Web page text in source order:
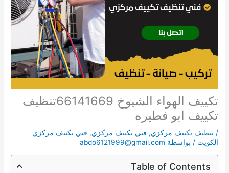
تكييف الهواء الشيوخ 66141669تنظيف
تكييف ابو فطيره
/تنظيف تكييف مركزي, فني تكييف مركزي, فني تكييف مركزي
الكويت / بواسطة abdo6121999@gmail.com
Table of Contents